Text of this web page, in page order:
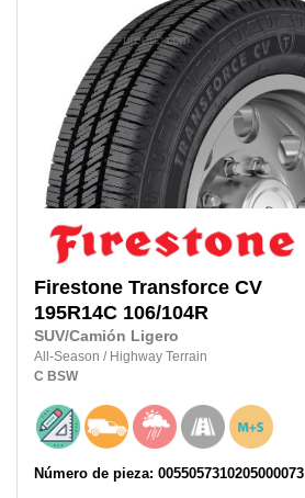
Firestone Transforce CV
195R14C 106/104R
SUV/Camión Ligero
All-Season / Highway Terrain
C BSW
Número de pieza: 0055057310205000073